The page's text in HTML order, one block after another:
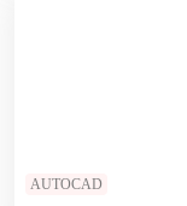
AUTOCAD